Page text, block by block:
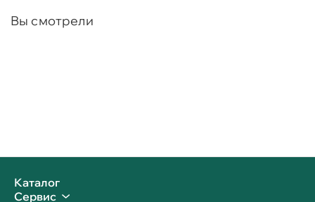
Вы смотрели
Каталог
Сервис